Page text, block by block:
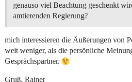
genauso viel Beachtung geschenkt
amtierenden Regierung?
mich interessieren die Äußerungen von
weit weniger, als die persönliche
Gesprächspartner.
Gruß, Rainer